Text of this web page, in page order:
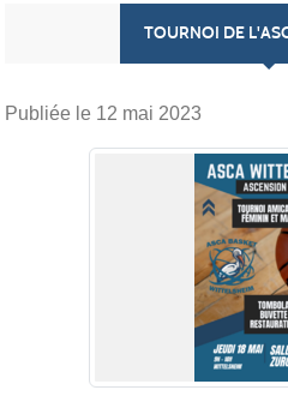
TOURNOI DE
Publiée le 12 mai 2023